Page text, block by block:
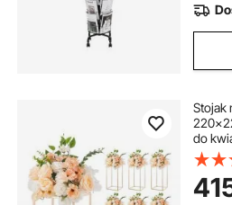
Stojak
do
stołki